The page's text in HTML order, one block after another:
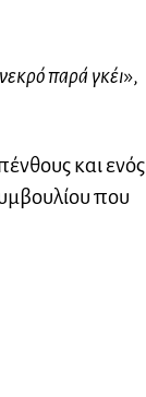
παρά γκέι»,
και ενός
που